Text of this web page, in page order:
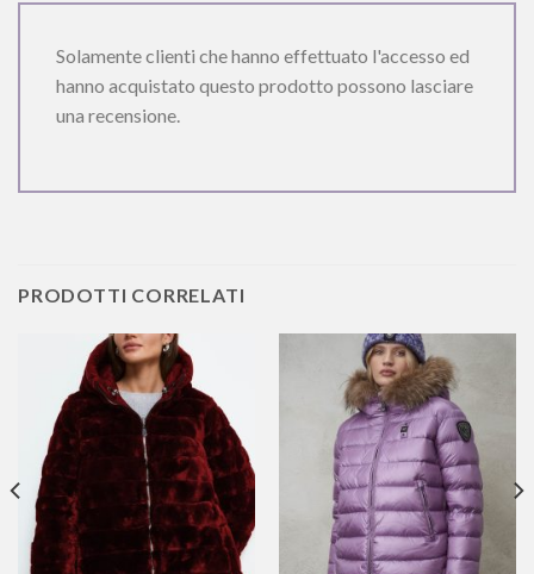
Solamente clienti che hanno effettuato l'accesso ed
hanno acquistato questo prodotto possono lasciare
una recensione.
PRODOTTI CORRELATI